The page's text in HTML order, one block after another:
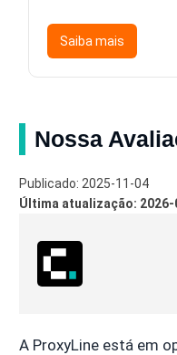
Saiba mais
Nossa
Publicado: 2025-11-04
Última atualização: 2026-
A ProxyLine está em